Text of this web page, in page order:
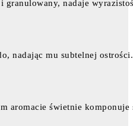
granulowany, nadaje
nadając mu subtelnej
aromacie świetnie